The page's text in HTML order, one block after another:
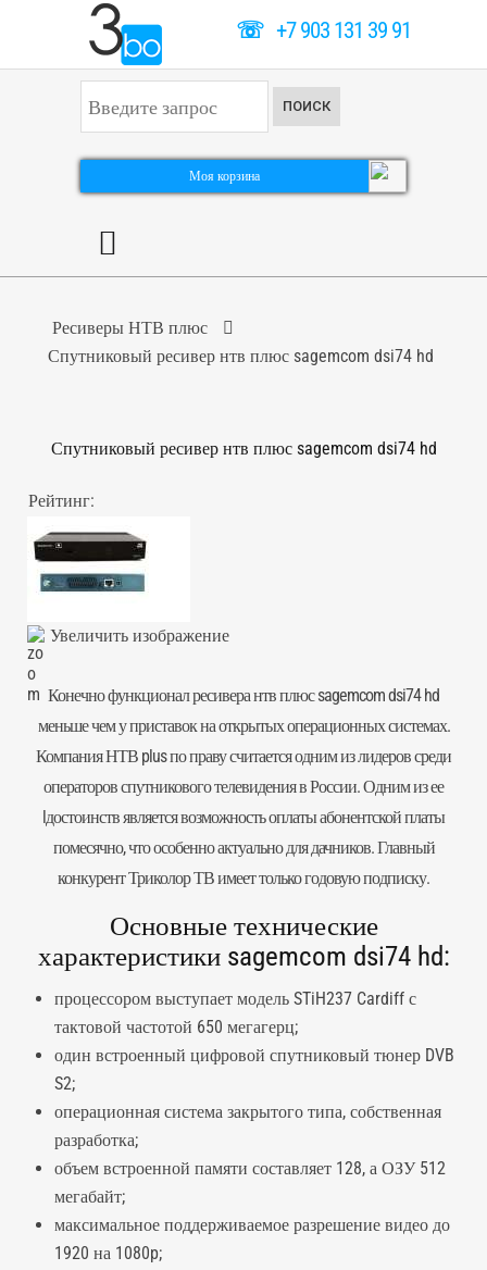
☏+7 903 131 39 91
к
а
ь
ПОИСК
Моя корзина
Ресиверы НТВ плюс
Спутниковый ресивер нтв плюс sagemcom dsi74 hd
Спутниковый ресивер нтв плюс sagemcom dsi74 hd
Рейтинг:
Увеличить изображение
Конечно функционал ресивера нтв плюс sagemcom dsi74 hd
меньше чем у приставок на открытых операционных системах.
Компания НТВ plus по праву считается одним из лидеров среди
операторов спутникового телевидения в России. Одним из ее
lдостоинств является возможность оплаты абонентской платы
помесячно, что особенно актуально для дачников. Главный
конкурент Триколор ТВ имеет только годовую подписку.
Основные технические
характеристики sagemcom dsi74 hd:
процессором выступает модель STiH237 Cardiff с
тактовой частотой 650 мегагерц;
один встроенный цифровой спутниковый тюнер DVB
S2;
операционная система закрытого типа, собственная
разработка;
объем встроенной памяти составляет 128, а ОЗУ 512
мегабайт;
максимальное поддерживаемое разрешение видео до
1920 на 1080p;